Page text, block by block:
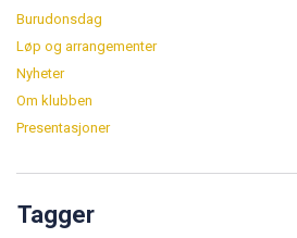
Burudonsdag
Løp og arrangementer
Nyheter
Om klubben
Presentasjoner
Tagger